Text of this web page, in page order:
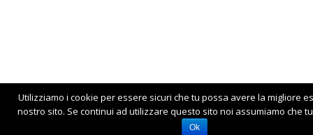
Utilizziamo i cookie per essere sicuri che tu possa avere la migliore
nostro sito. Se continui ad utilizzare questo sito noi assumiamo che
Ok